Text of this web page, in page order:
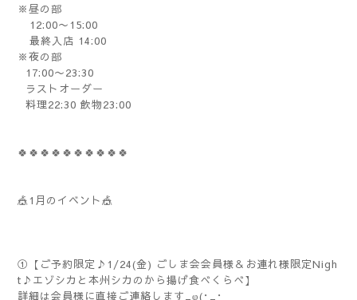
※昼の部
12:00〜15:00
最終入店 14:00
※夜の部
17:00〜23:30
ラストオーダー
料理22:30 飲物23:00
🍀🍀🍀🍀🍀🍀🍀🍀🍀🍀
🎪1月のイベント🎪
①【ご予約限定♪1/24(金) ごしま会会員様＆お連れ様限定Nigh
t♪エゾシカと本州シカのから揚げ食べくらべ】
詳細は会員様に直接ご連絡します_φ(･_･